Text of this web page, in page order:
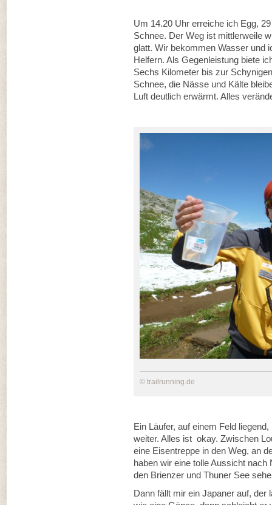
Um 14.20 Uhr erreiche ich Egg,
Schnee. Der Weg ist mittlerweile
glatt. Wir bekommen Wasser und
Helfern. Als Gegenleistung biete
Sechs Kilometer bis zur
Schnee, die Nässe und Kälte
Luft deutlich erwärmt. Alles
© trailrunning.de
Ein Läufer, auf einem Feld
weiter. Alles ist okay. Zwischen
eine Eisentreppe in den Weg, an
haben wir eine tolle Aussicht
den Brienzer und Thuner See
Dann fällt mir ein Japaner auf, der